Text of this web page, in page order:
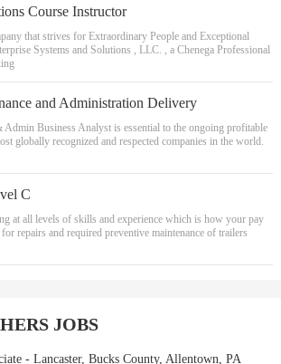
Course Instructor
that strives for Extraordinary People and Exceptional
Systems and Solutions , LLC. , a Chenega Professional
and Administration Delivery
Admin Business Analyst is essential to the ongoing profitable
globally recognized and respected companies in the world.
C
at all levels of skills and experience which is how your pay
repairs and required preventive maintenance of trailers
JOBS
- Lancaster, Bucks County, Allentown, PA